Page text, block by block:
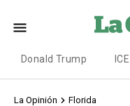
Donald Trump ICE
La Opinión Florida